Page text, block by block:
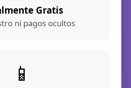
Gratis
ni pagos ocultos
📱